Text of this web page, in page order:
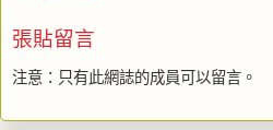
張貼留言
注意：只有此網誌的成員可以留言。